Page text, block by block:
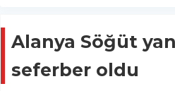
Alanya Söğüt
seferber oldu